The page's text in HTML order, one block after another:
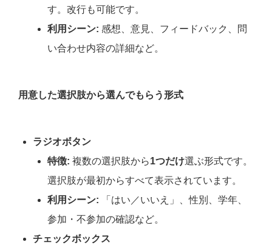
す。改行も可能です。
利用シーン: 感想、意見、フィードバック、問
い合わせ内容の詳細など。
用意した選択肢から選んでもらう形式
ラジオボタン
特徴: 複数の選択肢から1つだけ選ぶ形式です。
選択肢が最初からすべて表示されています。
利用シーン: 「はい／いいえ」、性別、学年、
参加・不参加の確認など。
チェックボックス